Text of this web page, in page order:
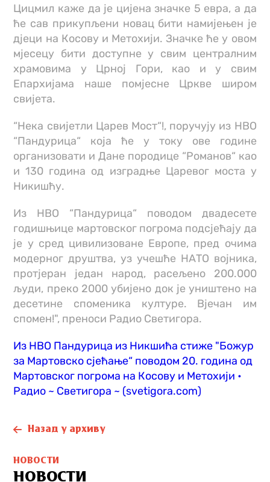
Цицмил каже да је цијена значке 5 евра, а да
ће сав прикупљени новац бити намијењен је
дјеци на Косову и Метохији. Значке ће у овом
мјесецу бити доступне у свим централним
храмовима у Црној Гори, као и у свим
Епархијама наше помјесне Цркве широм
свијета.
“Нека свијетли Царев Мост“!, поручују из НВО
“Пандурица“ која ће у току ове године
организовати и Дане породице “Романов“ као
и 130 година од изградње Царевог моста у
Никишћу.
Из НВО “Пандурица“ поводом двадесете
годишњице мартовског погрома подсјећају да
је у сред цивилизоване Европе, пред очима
модерног друштва, уз учешће НАТО војника,
протјеран један народ, расељено 200.000
људи, преко 2000 убијено док је уништено на
десетине споменика културе. Вјечан им
спомен!", преноси Радио Светигора.
Из НВО Пандурица из Никшића стиже "Божур
за Мартовско сјећање“ поводом 20. година од
Мартовског погрома на Косову и Метохији •
Радио ~ Светигора ~ (svetigora.com)
Назад у архиву
НОВОСТИ
НОВОСТИ